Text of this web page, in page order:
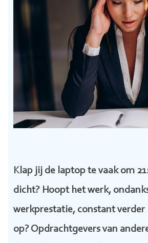
Klap jij de laptop te vaak om
dicht? Hoopt het werk,
werkprestatie, constant verder
op? Opdrachtgevers van